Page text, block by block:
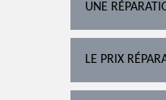
UNE
LE PRIX